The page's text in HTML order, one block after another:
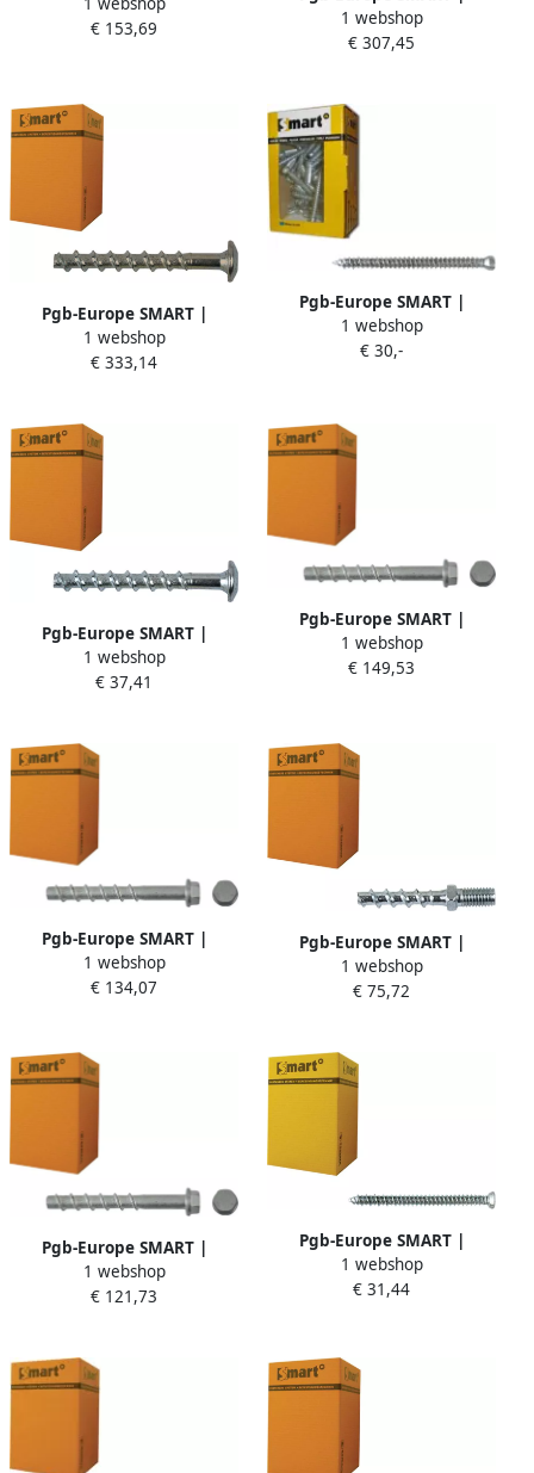
Betonschroef S-BSZ
10x345x400 Znlam.
€ 153,69
Betonschroef S-BSP 6x45x80
A4 SM0BSPB000600803
1 webshop
€ 307,45
Pgb-Europe SMART |
Betonschroef S-BSP
6x65x100 A4
1 webshop
€ 333,14
Pgb-Europe SMART |
Kozijnschroef CK-T30 Ø 7
50x152 Zn | 100 st
1 webshop
€ 30,-
Pgb-Europe SMART |
Betonschroef S-BSP 5x25x60
Zn SM0BSP0010500603
1 webshop
€ 37,41
Pgb-Europe SMART |
Betonschroef S-BSZ
14x35x110 Znlamel | 25 st
1 webshop
€ 149,53
Pgb-Europe SMART |
Betonschroef S-BSZ
10x305x360 Znlam.
1 webshop
€ 134,07
Pgb-Europe SMART |
Betonschroef S-BSB 6x35 Zn
SM0BSB0010600353
1 webshop
€ 75,72
Pgb-Europe SMART |
Betonschroef S-BSZ
10x265x320 Znlam.
1 webshop
€ 121,73
Pgb-Europe SMART |
Kozijnschroef VZK-T30 Ø 7
50x212 Zn | 100 st
1 webshop
€ 31,44